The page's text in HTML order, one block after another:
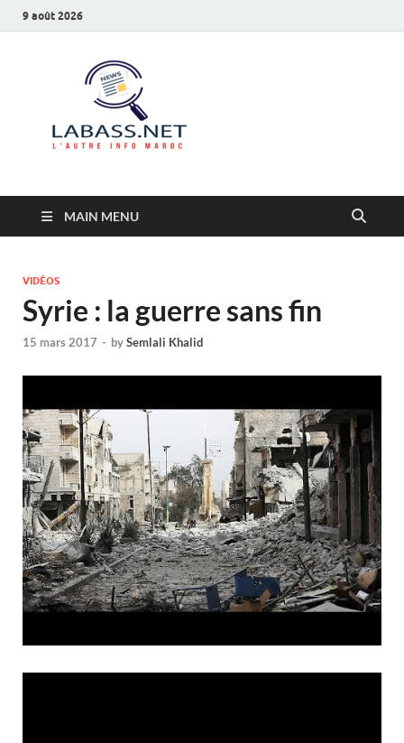
9 août 2026
MAIN MENU
VIDÉOS
Syrie : la guerre sans fin
15 mars 2017 - bySemlali Khalid